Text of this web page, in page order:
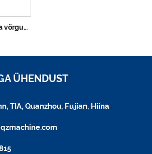
Telliskivimasina võrguühenduseta kuupsüsteem
ÜHENDUST
TIA, Quanzhou, Fujian, Hiina